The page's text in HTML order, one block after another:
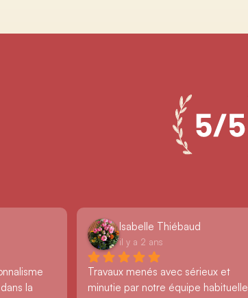
la
Isabelle Thiébaud
il y a 2 ans
Travaux menés avec sérieux et
minutie par notre équipe habituelle